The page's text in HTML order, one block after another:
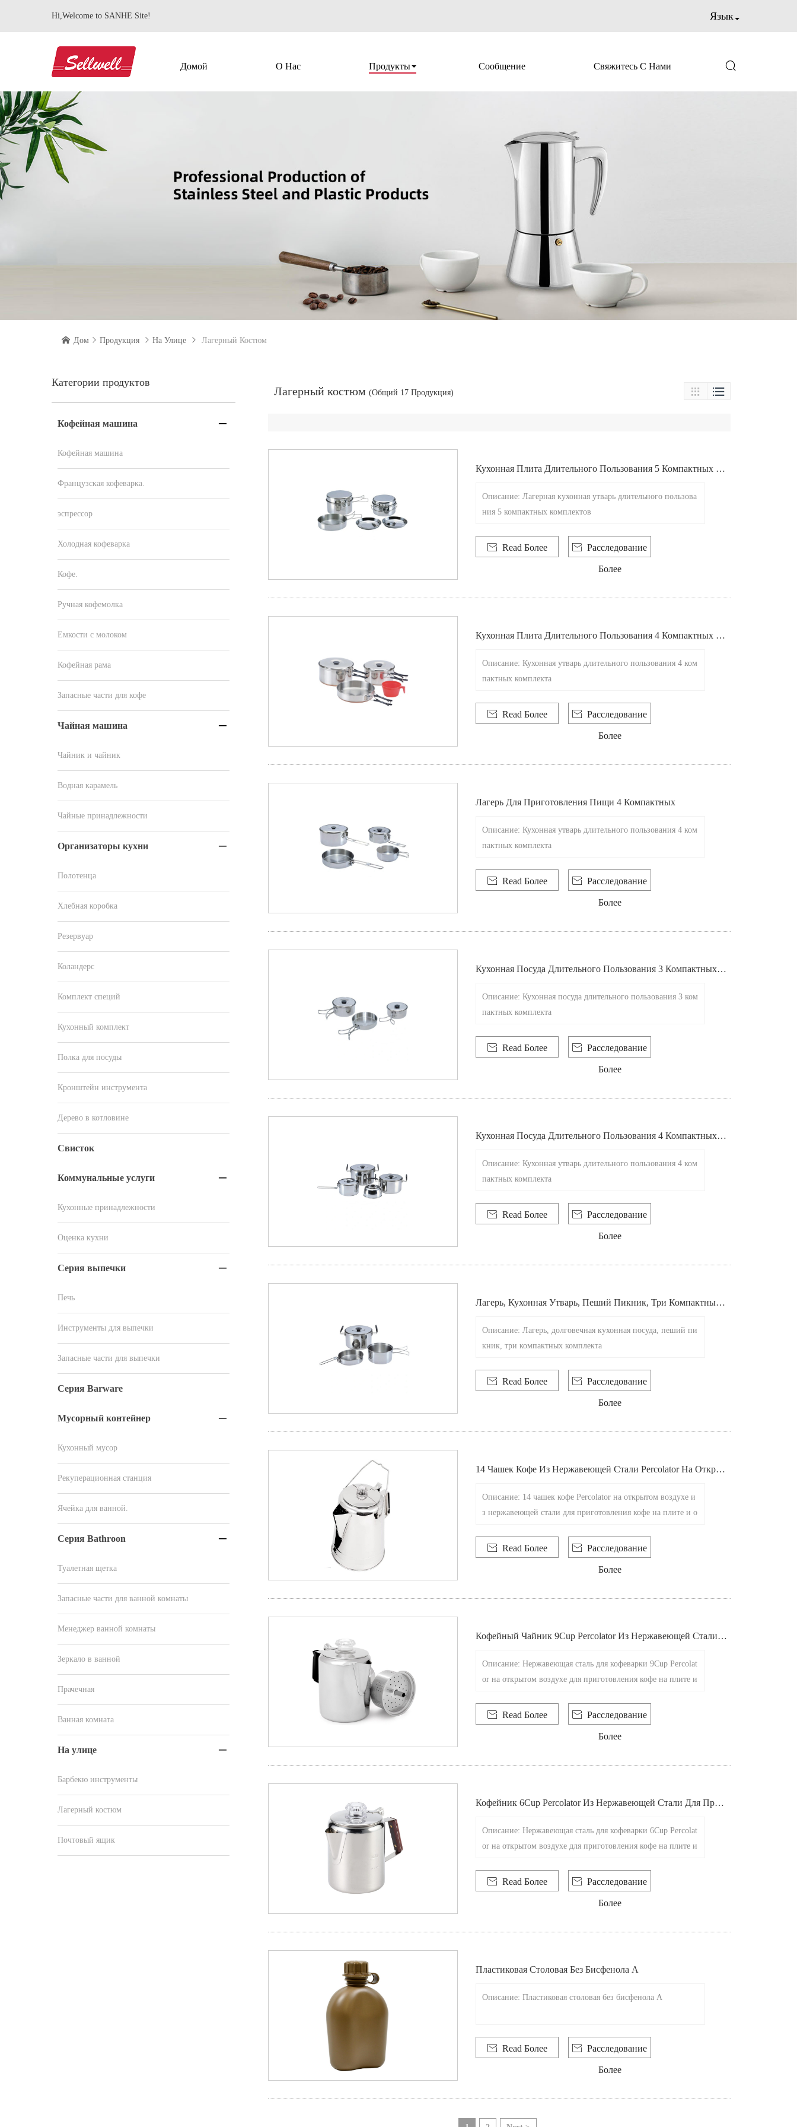
Hi,Welcome to SANHE Site! Язык
Домой О Нас Продукты Сообщение Свяжитесь С Нами 
 Дом  Продукция  На Улице  Лагерный Костюм
Категории продуктов
Кофейная машина 
Кофейная машина
Французская кофеварка.
эспрессор
Холодная кофеварка
Кофе.
Ручная кофемолка
Емкости с молоком
Кофейная рама
Запасные части для кофе
Чайная машина 
Чайник и чайник
Водная карамель
Чайные принадлежности
Организаторы кухни 
Полотенца
Хлебная коробка
Резервуар
Коландерс
Комплект специй
Кухонный комплект
Полка для посуды
Кронштейн инструмента
Дерево в котловине
Свисток
Коммунальные услуги 
Кухонные принадлежности
Оценка кухни
Серия выпечки 
Печь
Инструменты для выпечки
Запасные части для выпечки
Серия Barware
Мусорный контейнер 
Кухонный мусор
Рекуперационная станция
Ячейка для ванной.
Серия Bathroon 
Туалетная щетка
Запасные части для ванной комнаты
Менеджер ванной комнаты
Зеркало в ванной
Прачечная
Ванная комната
На улице 
Барбекю инструменты
Лагерный костюм
Почтовый ящик
Лагерный костюм (Общий 17 Продукция)  
Кухонная Плита Длительного Пользования 5 Компактных Ко
Описание: Лагерная кухонная утварь длительного пользова
ния 5 компактных комплектов
 Read Более  Расследование
Более
Кухонная Плита Длительного Пользования 4 Компактных Ко
Описание: Кухонная утварь длительного пользования 4 ком
пактных комплекта
 Read Более  Расследование
Более
Лагерь Для Приготовления Пищи 4 Компактных
Описание: Кухонная утварь длительного пользования 4 ком
пактных комплекта
 Read Более  Расследование
Более
Кухонная Посуда Длительного Пользования 3 Компактных К
Описание: Кухонная посуда длительного пользования 3 ком
пактных комплекта
 Read Более  Расследование
Более
Кухонная Посуда Длительного Пользования 4 Компактных К
Описание: Кухонная утварь длительного пользования 4 ком
пактных комплекта
 Read Более  Расследование
Более
Лагерь, Кухонная Утварь, Пеший Пикник, Три Компактных
Описание: Лагерь, долговечная кухонная посуда, пеший пи
кник, три компактных комплекта
 Read Более  Расследование
Более
14 Чашек Кофе Из Нержавеющей Стали Percolator На Открыт
Описание: 14 чашек кофе Percolator на открытом воздухе и
з нержавеющей стали для приготовления кофе на плите и о
 Read Более  Расследование
Более
Кофейный Чайник 9Cup Percolator Из Нержавеющей Стали Д
Описание: Нержавеющая сталь для кофеварки 9Cup Percolat
or на открытом воздухе для приготовления кофе на плите и
 Read Более  Расследование
Более
Кофейник 6Cup Percolator Из Нержавеющей Стали Для Приг
Описание: Нержавеющая сталь для кофеварки 6Cup Percolat
or на открытом воздухе для приготовления кофе на плите и
 Read Более  Расследование
Более
Пластиковая Столовая Без Бисфенола А
Описание: Пластиковая столовая без бисфенола А
 Read Более  Расследование
Более